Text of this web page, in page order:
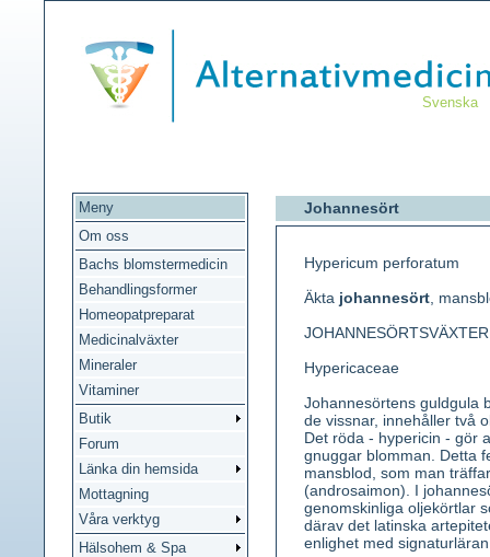
Svenska
Meny
Om oss
Bachs blomstermedicin
Behandlingsformer
Homeopatpreparat
Medicinalväxter
Mineraler
Vitaminer
Butik
Forum
Länka din hemsida
Mottagning
Våra verktyg
Hälsohem & Spa
Johannesört
Hypericum perforatum
Äkta johannesört ,
JOHANNESÖRTSVÄXTER
Hypericaceae
Johannesörtens guldgula
de vissnar, innehåller två
Det röda - hypericin - gör
gnuggar blomman. Detta
mansblod, som man
(androsaimon). I
genomskinliga oljekörtlar
därav det latinska
enlighet med